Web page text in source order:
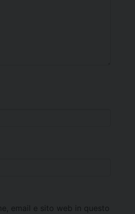
email e sito web in questo